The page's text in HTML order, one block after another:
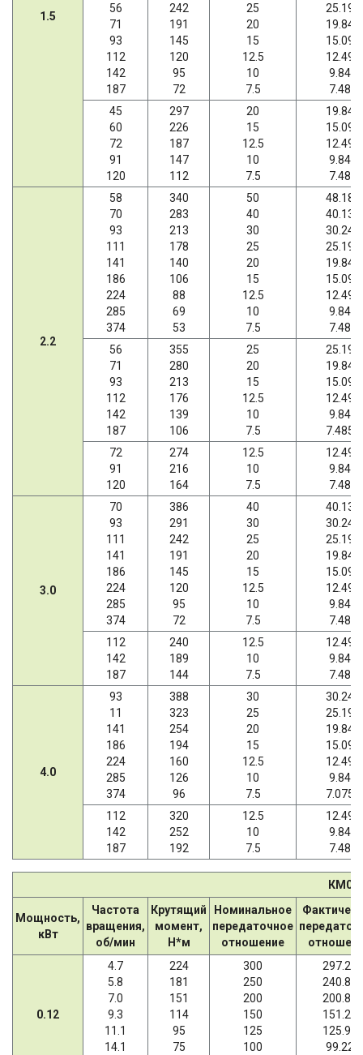
1.5
56
71
93
112
142
187
242
191
145
120
95
72
25
20
15
12.5
10
7.5
25.19
19.84
15.09
12.49
9.84
7.48
45
60
72
91
120
297
226
187
147
112
20
15
12.5
10
7.5
19.84
15.09
12.49
9.84
7.48
2.2
58
70
93
111
141
186
224
285
374
340
283
213
178
140
106
88
69
53
50
40
30
25
20
15
12.5
10
7.5
48.18
40.13
30.24
25.19
19.84
15.09
12.49
9.84
7.48
56
71
93
112
142
187
355
280
213
176
139
106
25
20
15
12.5
10
7.5
25.19
19.84
15.09
12.49
9.84
7.485
72
91
120
274
216
164
12.5
10
7.5
12.49
9.84
7.48
3.0
70
93
111
141
186
224
285
374
386
291
242
191
145
120
95
72
40
30
25
20
15
12.5
10
7.5
40.13
30.24
25.19
19.84
15.09
12.49
9.84
7.48
112
142
187
240
189
144
12.5
10
7.5
12.49
9.84
7.48
4.0
93
11
141
186
224
285
374
388
323
254
194
160
126
96
30
25
20
15
12.5
10
7.5
30.24
25.19
19.84
15.09
12.49
9.84
7.075
112
142
187
320
252
192
12.5
10
7.5
12.49
9.84
7.48
Мощность,
кВт
Частота
вращения,
об/мин
Крутящий
момент,
Н*м
Номинальное
передаточное
отношение
0.12
4.7
5.8
7.0
9.3
11.1
14.1
224
181
151
114
95
75
300
250
200
150
125
100
297.21
240.89
200.86
151.20
125.95
99.22